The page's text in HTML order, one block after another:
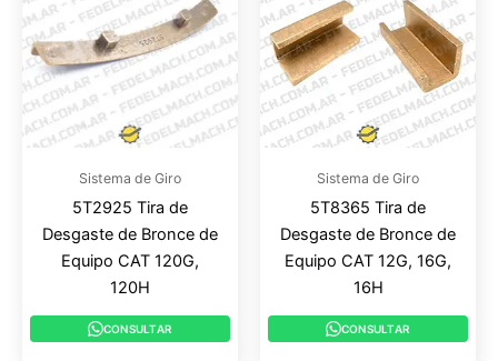
Sistema de Giro
5T2925 Tira de
Desgaste de Bronce de
Equipo CAT 120G,
120H
CONSULTAR
Sistema de Giro
5T8365 Tira de
Desgaste de Bronce de
Equipo CAT 12G, 16G,
16H
CONSULTAR